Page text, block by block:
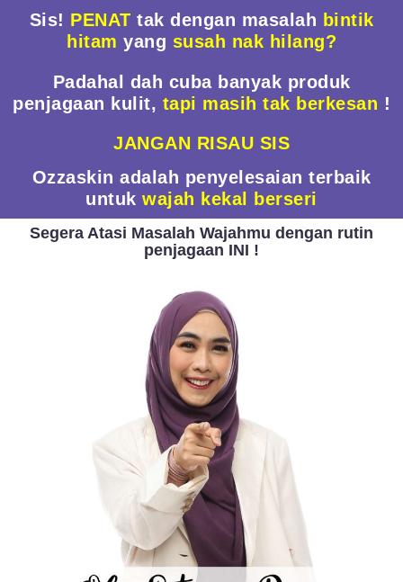
Sis! PENAT tak dengan masalah bintik
hitam yang susah nak hilang?
Padahal dah cuba banyak produk
penjagaan kulit, tapi masih tak berkesan !
JANGAN RISAU SIS
Ozzaskin adalah penyelesaian terbaik
untuk wajah kekal berseri
Segera Atasi Masalah Wajahmu dengan rutin
penjagaan INI !